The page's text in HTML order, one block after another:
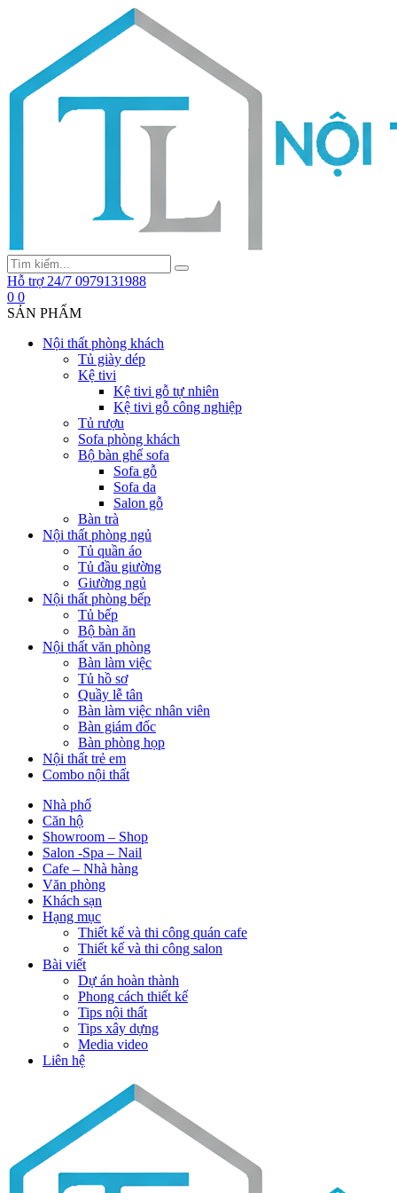
Hỗ trợ 24/7 0979131988
0 0
SẢN PHẨM
Nội thất phòng khách
Tủ giày dép
Kệ tivi
Kệ tivi gỗ tự nhiên
Kệ tivi gỗ công nghiệp
Tủ rượu
Sofa phòng khách
Bộ bàn ghế sofa
Sofa gỗ
Sofa da
Salon gỗ
Bàn trà
Nội thất phòng ngủ
Tủ quần áo
Tủ đầu giường
Giường ngủ
Nội thất phòng bếp
Tủ bếp
Bộ bàn ăn
Nội thất văn phòng
Bàn làm việc
Tủ hồ sơ
Quầy lễ tân
Bàn làm việc nhân viên
Bàn giám đốc
Bàn phòng họp
Nội thất trẻ em
Combo nội thất
Nhà phố
Căn hộ
Showroom – Shop
Salon -Spa – Nail
Cafe – Nhà hàng
Văn phòng
Khách sạn
Hạng mục
Thiết kế và thi công quán cafe
Thiết kế và thi công salon
Bài viết
Dự án hoàn thành
Phong cách thiết kế
Tips nội thất
Tips xây dựng
Media video
Liên hệ